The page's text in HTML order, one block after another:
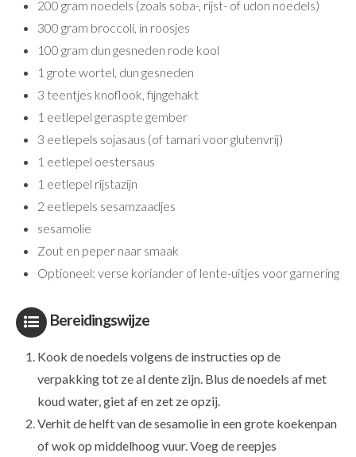
200 gram noedels (zoals soba-, rijst- of udon noedels)
300 gram broccoli, in roosjes
100 gram dun gesneden rode kool
1 grote wortel, dun gesneden
3 teentjes knoflook, fijngehakt
1 eetlepel geraspte gember
3 eetlepels sojasaus (of tamari voor glutenvrij)
1 eetlepel oestersaus
1 eetlepel rijstazijn
2 eetlepels sesamzaadjes
sesamolie
Zout en peper naar smaak
Optioneel: verse koriander of lente-uitjes voor garnering
Bereidingswijze
Kook de noedels volgens de instructies op de
verpakking tot ze al dente zijn. Blus de noedels af met
koud water, giet af en zet ze opzij.
Verhit de helft van de sesamolie in een grote koekenpan
of wok op middelhoog vuur. Voeg de reepjes